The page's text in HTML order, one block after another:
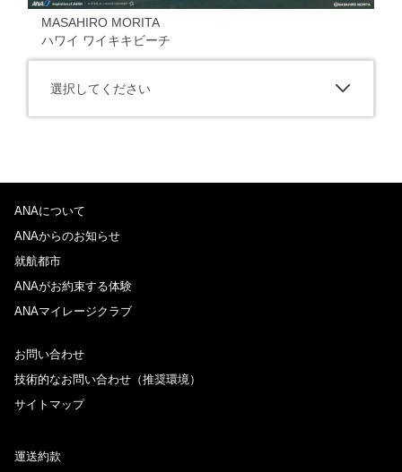
MASAHIRO MORITA
ハワイ ワイキキビーチ
選択してください
ANAについて
ANAからのお知らせ
就航都市
ANAがお約束する体験
ANAマイレージクラブ
お問い合わせ
技術的なお問い合わせ（推奨環境）
サイトマップ
運送約款